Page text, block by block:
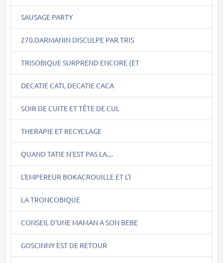
SAUSAGE PARTY
270.DARMANIN DISCULPE PAR TRIS
TRISOBIQUE SURPREND ENCORE (ET
DECATIE CATI, DECATIE CACA
SOIR DE CUITE ET TÊTE DE CUL
THERAPIE ET RECYCLAGE
QUAND TATIE N'EST PAS LA....
L'EMPEREUR BOKACROUILLE ET L'I
LA TRONCOBIQUE
CONSEIL D'UNE MAMAN A SON BEBE
GOSCINNY EST DE RETOUR